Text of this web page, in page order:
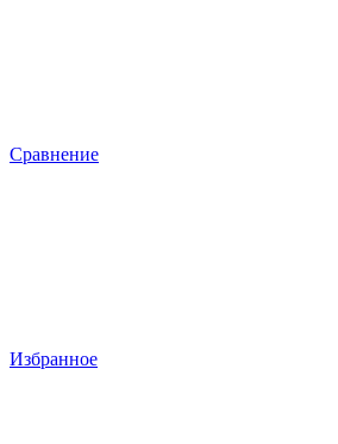
Сравнение
Избранное